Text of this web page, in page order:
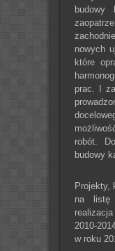
budowy
nowych
które
prac. I
robót.
budowy
Projekty,
na listę
2010-
w roku